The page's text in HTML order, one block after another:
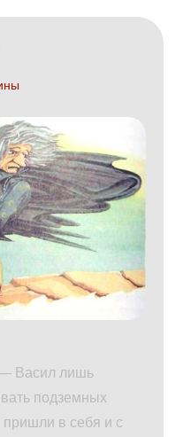
— Васил лишь
подземных
в себя и с